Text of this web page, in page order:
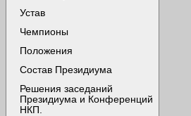
Устав
Чемпионы
Положения
Состав Президиума
Решения заседаний
Президиума и Конференций
НКП.